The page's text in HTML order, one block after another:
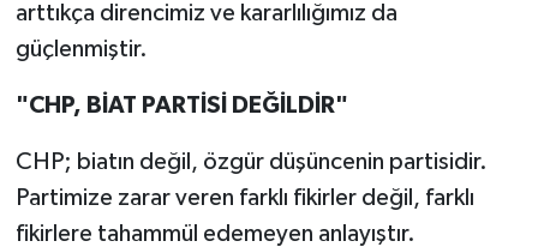
arttıkça direncimiz ve kararlılığımız da
güçlenmiştir.
"CHP, BİAT PARTİSİ DEĞİLDİR"
CHP; biatın değil, özgür düşüncenin partisidir.
Partimize zarar veren farklı fikirler değil, farklı
fikirlere tahammül edemeyen anlayıştır.